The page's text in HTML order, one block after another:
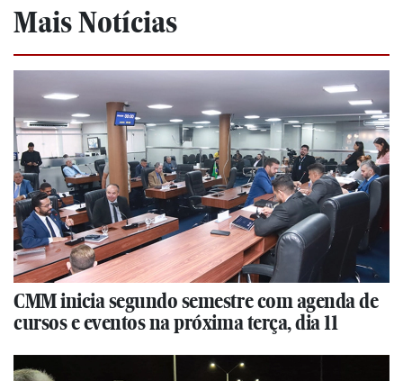
Mais Notícias
CMM inicia segundo semestre com agenda de
cursos e eventos na próxima terça, dia 11